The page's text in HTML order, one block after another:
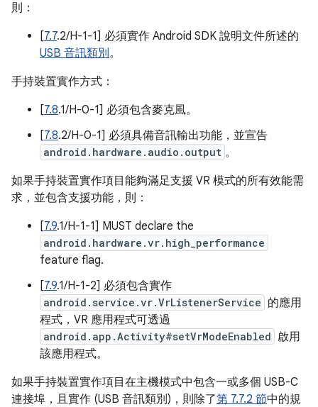
則：
[7.7.2/H-1-1] 必須實作 Android SDK 說明文件所述的
USB 音訊類別。
手持裝置實作方式：
[7.8.1/H-0-1] 必須包含麥克風。
[7.8.2/H-0-1] 必須具備音訊輸出功能，並宣告
android.hardware.audio.output 。
如果手持裝置實作項目能夠滿足支援 VR 模式的所有效能需
求，並包含支援功能，則：
[7.9.1/H-1-1] MUST declare the
android.hardware.vr.high_performance
feature flag.
[7.9.1/H-1-2] 必須包含實作
android.service.vr.VrListenerService 的應用
程式，VR 應用程式可透過
android.app.Activity#setVrModeEnabled 啟用
該應用程式。
如果手持裝置實作項目在主機模式中包含一或多個 USB-C
連接埠，且實作 (USB 音訊類別)，則除了第 7.7.2 節中的規